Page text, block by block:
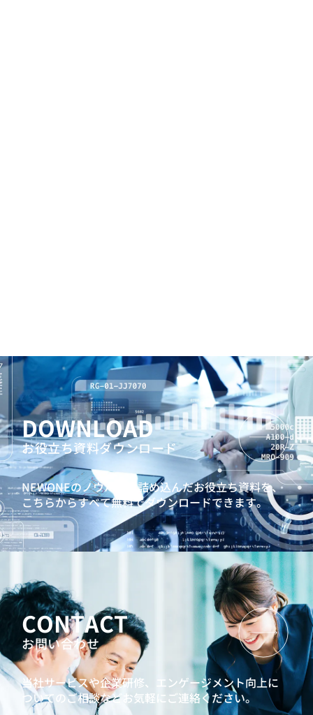
DOWNLOAD
お役立ち資料ダウンロード
NEWONEのノウハウを詰め込んだお役立ち資料を、
こちらからすべて無料でダウンロードできます。
CONTACT
お問い合わせ
当社サービスや企業研修、エンゲージメント向上に
ついてのご相談などお気軽にご連絡ください。